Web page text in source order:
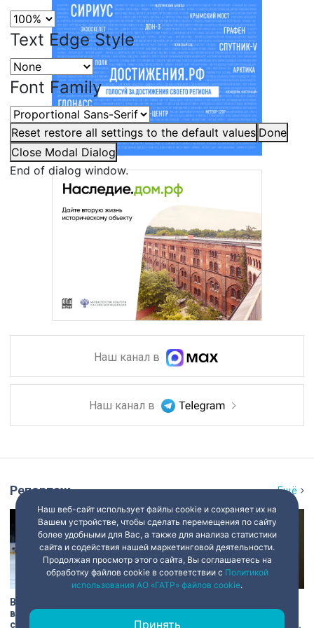
Text Edge Style
Font Family
Reset restore all settings to the default values Done
Close Modal Dialog
End of dialog window.
Наш канал в
Наш канал в
Репортаж Ещё
В Петербурге проходит
всероссийский турнир по
следж-хоккею
предприятие, которое
производит экипировку для
Наш веб-сайт использует файлы cookie и сохраняет их на
Вашем устройстве, чтобы сделать перемещения по сайту
более удобными для Вас, а также для анализа статистики
сайта и содействия нашей маркетинговой деятельности.
Продолжая просмотр этого сайта, Вы соглашаетесь на
обработку файлов cookie в соответствии с Политикой
использования АО «ГАТР» файлов cookie.
Принять